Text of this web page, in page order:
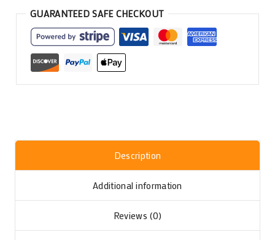
GUARANTEED SAFE CHECKOUT
Description
Additional information
Reviews (0)